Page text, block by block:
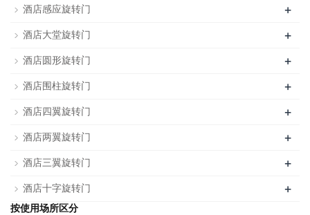
酒店感应旋转门 +
酒店大堂旋转门 +
酒店圆形旋转门 +
酒店围柱旋转门 +
酒店四翼旋转门 +
酒店两翼旋转门 +
酒店三翼旋转门 +
酒店十字旋转门 +
按使用场所区分